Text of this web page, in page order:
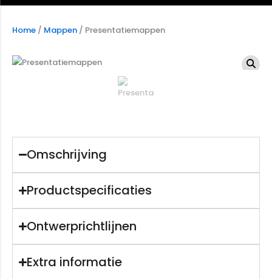
Home / Mappen / Presentatiemappen
Omschrijving
Productspecificaties
Ontwerprichtlijnen
Extra informatie